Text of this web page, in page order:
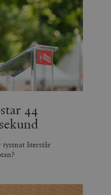
44
tystnat återstår